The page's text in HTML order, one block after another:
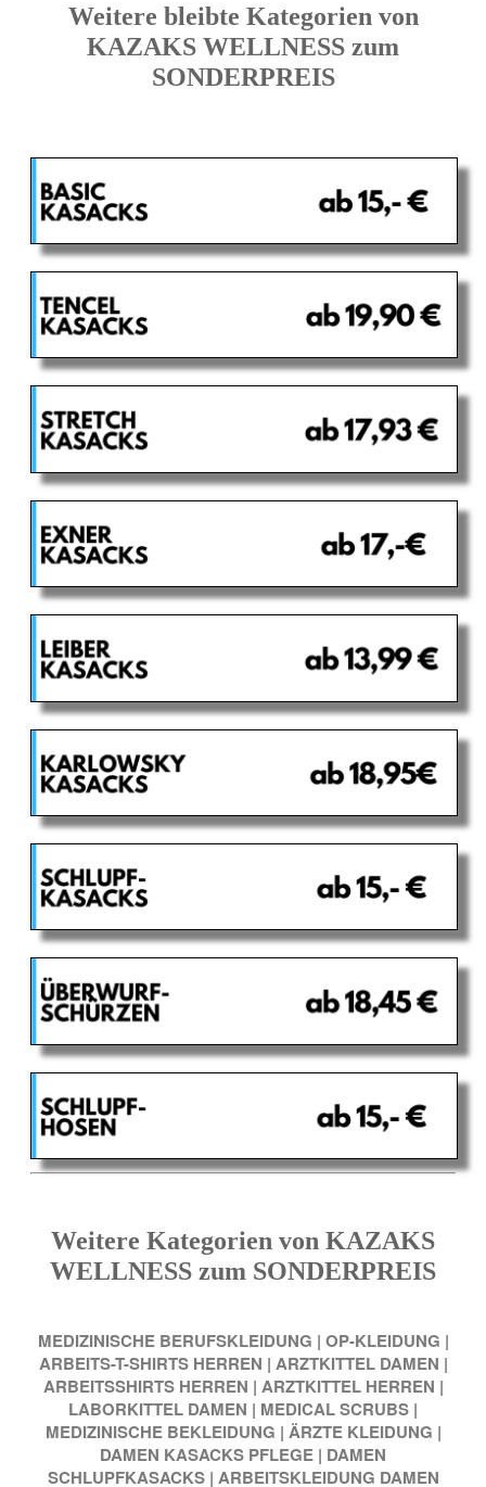
Weitere bleibte Kategorien von
KAZAKS WELLNESS zum
SONDERPREIS
Weitere Kategorien von KAZAKS
WELLNESS zum SONDERPREIS
MEDIZINISCHE BERUFSKLEIDUNG | OP-KLEIDUNG |
ARBEITS-T-SHIRTS HERREN | ARZTKITTEL DAMEN |
ARBEITSSHIRTS HERREN | ARZTKITTEL HERREN |
LABORKITTEL DAMEN | MEDICAL SCRUBS |
MEDIZINISCHE BEKLEIDUNG | ÄRZTE KLEIDUNG |
DAMEN KASACKS PFLEGE | DAMEN
SCHLUPFKASACKS | ARBEITSKLEIDUNG DAMEN